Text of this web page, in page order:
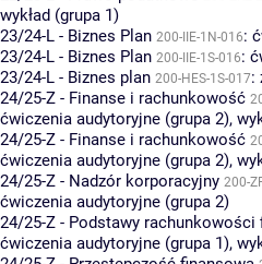
wykład (grupa 1)
23/24-L - Biznes Plan 200-IIE-1N-016:
23/24-L - Biznes Plan 200-IIE-1S-016:
23/24-L - Biznes plan 200-HES-1S-017:
24/25-Z - Finanse i rachunkowość
ćwiczenia audytoryjne (grupa 2),
24/25-Z - Finanse i rachunkowość
ćwiczenia audytoryjne (grupa 2),
24/25-Z - Nadzór korporacyjny 200-
ćwiczenia audytoryjne (grupa 2)
24/25-Z - Podstawy
ćwiczenia audytoryjne (grupa 1),